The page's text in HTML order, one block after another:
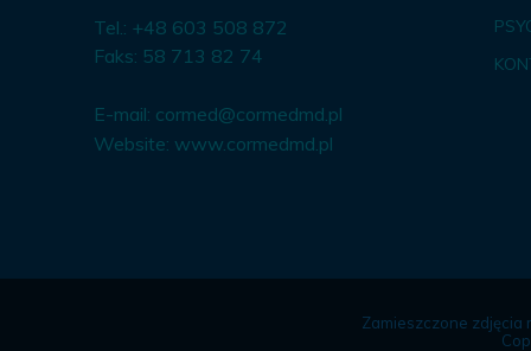
Tel.: +48 603 508 872
Faks: 58 713 82 74
E-mail: cormed@cormedmd.pl
Website: www.cormedmd.pl
Zamieszczone